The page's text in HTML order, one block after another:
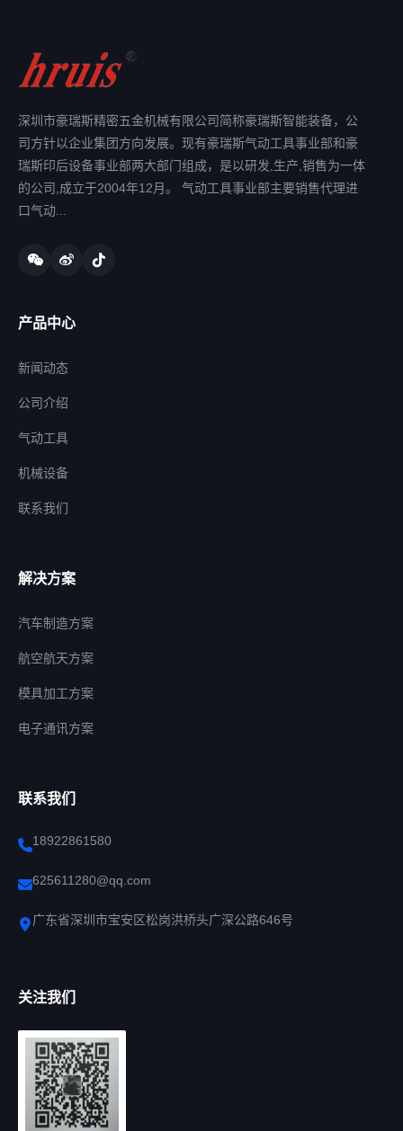
深圳市豪瑞斯精密五金机械有限公司简称豪瑞斯智能装备，公
司方针以企业集团方向发展。现有豪瑞斯气动工具事业部和豪
瑞斯印后设备事业部两大部门组成，是以研发,生产,销售为一体
的公司,成立于2004年12月。 气动工具事业部主要销售代理进
口气动...
产品中心
新闻动态
公司介绍
气动工具
机械设备
联系我们
解决方案
汽车制造方案
航空航天方案
模具加工方案
电子通讯方案
联系我们
18922861580
625611280@qq.com
广东省深圳市宝安区松岗洪桥头广深公路646号
关注我们